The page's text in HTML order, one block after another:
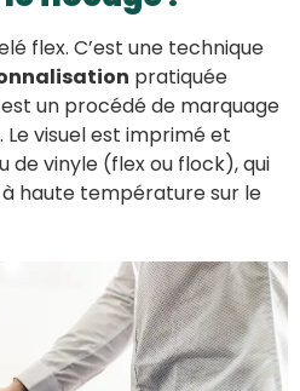
flex. C’est une technique
pratiquée
un procédé de marquage
visuel est imprimé et
de vinyle (flex ou flock), qui
haute température sur le